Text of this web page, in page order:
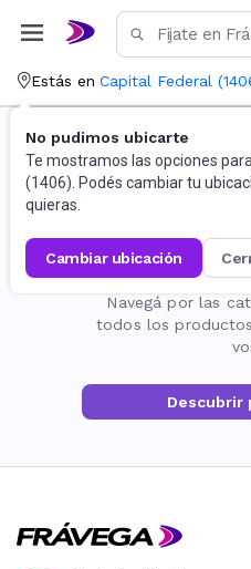
Estás en Capital Federal (
No pudimos ubicarte
Te mostramos las opciones para
(1406). Podés cambiar tu
quieras.
cambiar ubicación
La página
Navegá por las
todos los
Descubrir